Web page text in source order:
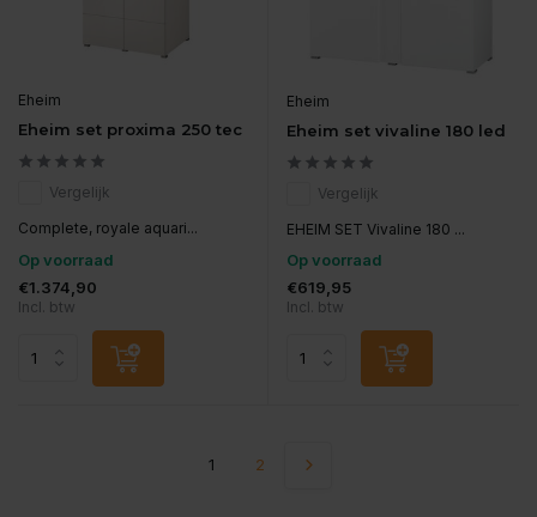
Eheim
Eheim set proxima 250 tec
Vergelijk
Complete, royale aquari...
Op voorraad
€1.374,90
Incl. btw
Eheim
Eheim set vivaline 180 led
Vergelijk
EHEIM SET Vivaline 180 ...
Op voorraad
€619,95
Incl. btw
1 2